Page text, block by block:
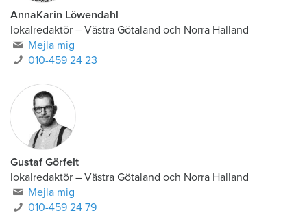
AnnaKarin Löwendahl
lokalredaktör – Västra Götaland och Norra Halland
Mejla mig
010-459 24 23
Gustaf Görfelt
lokalredaktör – Västra Götaland och Norra Halland
Mejla mig
010-459 24 79